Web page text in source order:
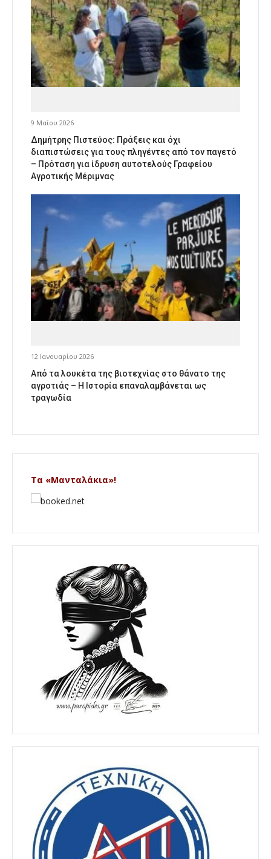
9 Μαΐου 2026
Δημήτρης Πιστεύος: Πράξεις και όχι
διαπιστώσεις για τους πληγέντες από τον παγετό
– Πρόταση για ίδρυση αυτοτελούς Γραφείου
Αγροτικής Μέριμνας
12 Ιανουαρίου 2026
Από τα λουκέτα της βιοτεχνίας στο θάνατο της
αγροτιάς – Η Ιστορία επαναλαμβάνεται ως
τραγωδία
Τα «Μανταλάκια»!